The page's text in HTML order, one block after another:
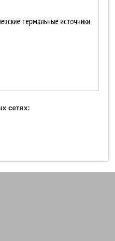
термальные источники
сетях: